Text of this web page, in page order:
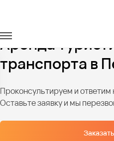
Аренда
транспорта в
Проконсультируем и
Оставьте заявку и мы